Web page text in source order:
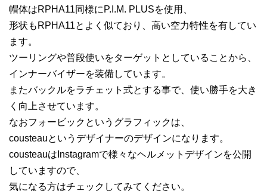
帽体はRPHA11同様にP.I.M. PLUSを使用、
形状もRPHA11とよく似ており、高い空力特性を有してい
ます。
ツーリングや普段使いをターゲットとしていることから、
インナーバイザーを装備しています。
またバックルをラチェット式とする事で、使い勝手を大き
く向上させています。
なおフォービックというグラフィックは、
cousteauというデザイナーのデザインになります。
cousteauはInstagramで様々なヘルメットデザインを公開
していますので、
気になる方はチェックしてみてください。